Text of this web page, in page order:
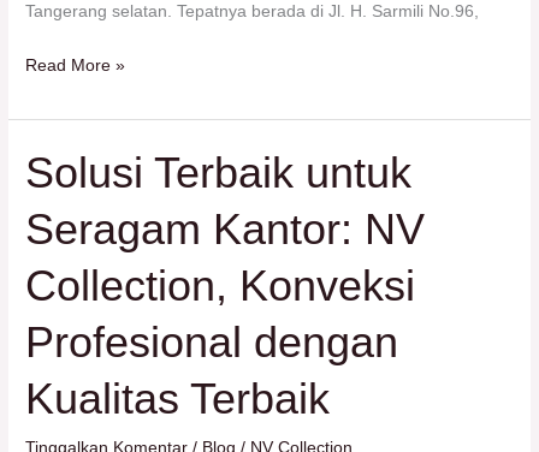
Tangerang selatan. Tepatnya berada di Jl. H. Sarmili No.96,
Read More »
Solusi Terbaik untuk
Seragam Kantor: NV
Collection, Konveksi
Profesional dengan
Kualitas Terbaik
Tinggalkan Komentar / Blog / NV Collection
Solusi
Terbaik
untuk
Seragam
Kantor:
Collection,
Profesional